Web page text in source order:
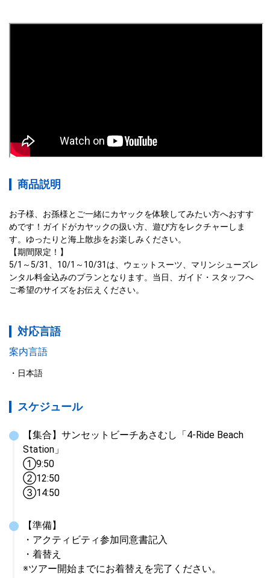
商品説明
お子様、お孫様とご一緒にカヤックを体験してみたい方へおすす
めです！ガイドがカヤックの扱い方、遊び方をレクチャーしま
す。ゆったりと海上散歩をお楽しみください。
【期間限定！】
5/1～5/31、10/1～10/31は、ウェットスーツ、マリンシューズレ
ンタル料金込みのプランとなります。当日、ガイド・スタッフへ
ご希望のサイズをお伝えください。
対応言語
案内言語
日本語
スケジュール
【集合】サンセットビーチあさむし「4-Ride Beach
Station」
①9:50
➁12:50
➂14:50
【準備】
・アクティビティ参加同意書記入
・着替え
※ツアー開始までにお着替えを完了ください。